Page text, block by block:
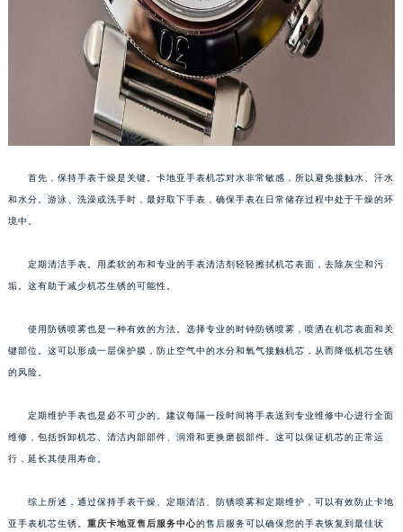
首先，保持手表干燥是关键。卡地亚手表机芯对水非常敏感，所以避免接触水、汗水
和水分。游泳、洗澡或洗手时，最好取下手表，确保手表在日常储存过程中处于干燥的环
境中。
定期清洁手表。用柔软的布和专业的手表清洁剂轻轻擦拭机芯表面，去除灰尘和污
垢。这有助于减少机芯生锈的可能性。
使用防锈喷雾也是一种有效的方法。选择专业的时钟防锈喷雾，喷洒在机芯表面和关
键部位。这可以形成一层保护膜，防止空气中的水分和氧气接触机芯，从而降低机芯生锈
的风险。
定期维护手表也是必不可少的。建议每隔一段时间将手表送到专业维修中心进行全面
维修，包括拆卸机芯、清洁内部部件、润滑和更换磨损部件。这可以保证机芯的正常运
行，延长其使用寿命。
综上所述，通过保持手表干燥、定期清洁、防锈喷雾和定期维护，可以有效防止卡地
亚手表机芯生锈。 重庆卡地亚售后服务中心的售后服务可以确保您的手表恢复到最佳状